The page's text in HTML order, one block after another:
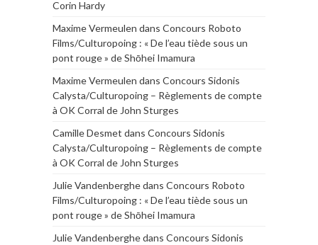
Corin Hardy
Maxime Vermeulen dans Concours Roboto
Films/Culturopoing : « De l’eau tiède sous un
pont rouge » de Shōhei Imamura
Maxime Vermeulen dans Concours Sidonis
Calysta/Culturopoing – Règlements de compte
à OK Corral de John Sturges
Camille Desmet dans Concours Sidonis
Calysta/Culturopoing – Règlements de compte
à OK Corral de John Sturges
Julie Vandenberghedans Concours Roboto
Films/Culturopoing : « De l’eau tiède sous un
pont rouge » de Shōhei Imamura
Julie Vandenberghedans Concours Sidonis